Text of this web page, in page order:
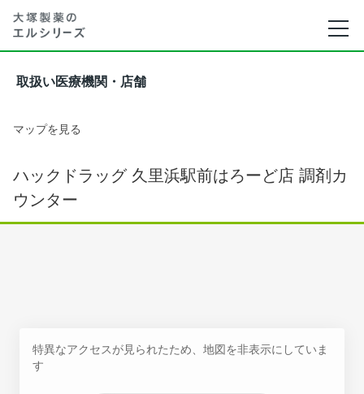
取扱い医療機関・店舗
マップを見る
ハックドラッグ 久里浜駅前はろーど店 調剤カ
ウンター
特異なアクセスが見られたため、地図を非表示にしていま
す